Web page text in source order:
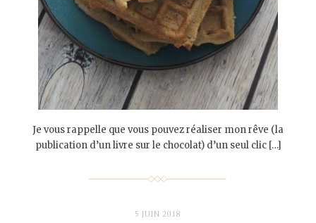
Je vous rappelle que vous pouvez réaliser mon rêve (la
publication d’un livre sur le chocolat) d’un seul clic […]
5 JUIN 2018